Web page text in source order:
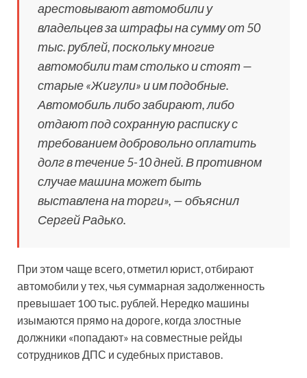
арестовывают автомобили у
владельцев за штрафы на сумму от 50
тыс. рублей, поскольку многие
автомобили там столько и стоят —
старые «Жигули» и им подобные.
Автомобиль либо забирают, либо
отдают под сохранную расписку с
требованием добровольно оплатить
долг в течение 5-10 дней. В противном
случае машина может быть
выставлена на торги», — объяснил
Сергей Радько.
При этом чаще всего, отметил юрист, отбирают
автомобили у тех, чья суммарная задолженность
превышает 100 тыс. рублей. Нередко машины
изымаются прямо на дороге, когда злостные
должники «попадают» на совместные рейды
сотрудников ДПС и судебных приставов.